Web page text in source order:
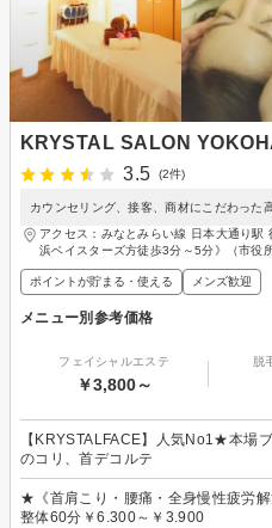
KRYSTAL SALON
3.5
(2件)
カウンセリング、接客、商材にこだわった
アクセス：みなとみらい線 日本大通り
浜ベイスターズ方徒歩3分～5分》（市役
ポイントが貯まる・使える メンズ歓迎
メニュー別参考価格
フェイシャルエステ
￥3,800～
脱
【KRYSTALFACE】人気No1★本場
のコリ、首デコルテ
★《首肩こり・腰痛・全身慢性疲労
整体60分￥6.300～￥3.900